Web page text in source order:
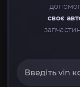
своє
запчастин